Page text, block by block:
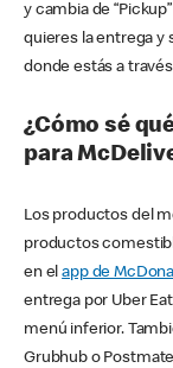
y cambia de
quieres la entrega y
donde estás a
¿Cómo sé
para
Los productos del
productos
en elapp de
entrega por Uber
menú inferior.
Grubhub o